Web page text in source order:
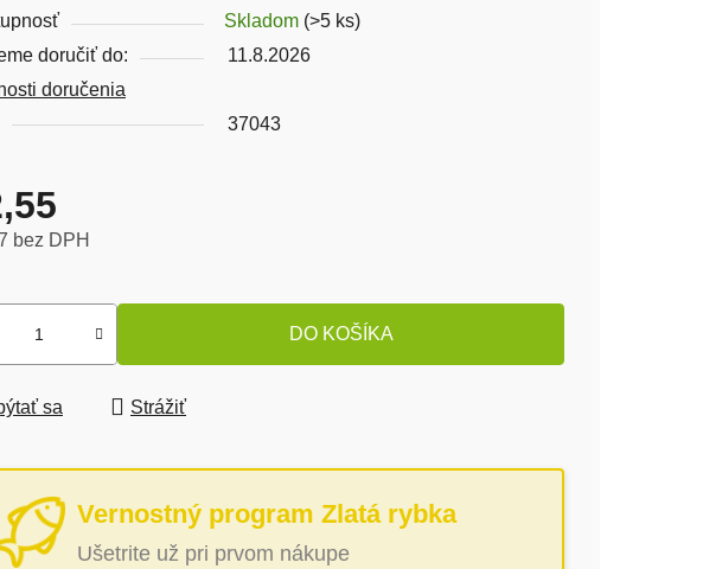
Skladom (>5 ks)
doručiť do:
11.8.2026
doručenia
37043
bez DPH
DO KOŠÍKA
sa Strážiť
Vernostný program Zlatá rybka
Ušetrite už pri prvom nákupe